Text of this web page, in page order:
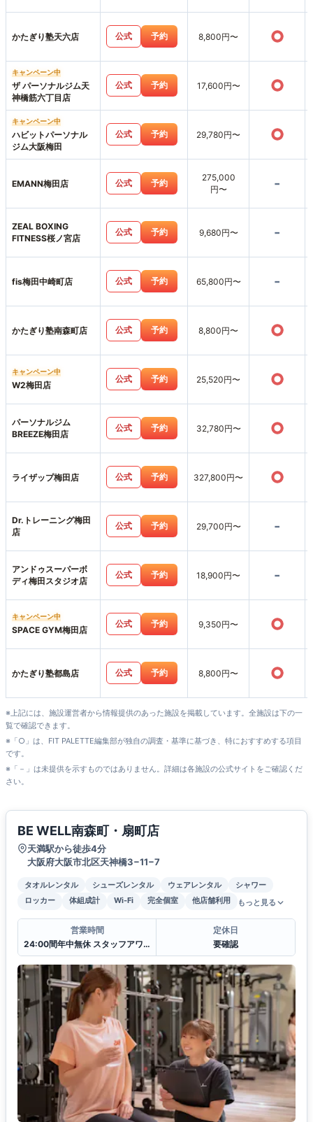
かたぎり塾天六店 公式 予約 8,800円〜 ○
キャンペーン中
ザ パーソナルジム天
神橋筋六丁目店
公式 予約 17,600円〜 ○
キャンペーン中
ハビットパーソナル
ジム大阪梅田
公式 予約 29,780円〜 ○
EMANN梅田店 公式 予約
275,000
円〜
-
ZEAL BOXING
FITNESS桜ノ宮店
公式 予約 9,680円〜 -
fis梅田中崎町店 公式 予約 65,800円〜 -
かたぎり塾南森町店 公式 予約 8,800円〜 ○
キャンペーン中
W2梅田店
公式 予約 25,520円〜 ○
パーソナルジム
BREEZE梅田店
公式 予約 32,780円〜 ○
ライザップ梅田店 公式 予約 327,800円〜 ○
Dr.トレーニング梅田
店
公式 予約 29,700円〜 -
アンドゥスーパーボ
ディ梅田スタジオ店
公式 予約 18,900円〜 -
キャンペーン中
SPACE GYM梅田店
公式 予約 9,350円〜 ○
かたぎり塾都島店 公式 予約 8,800円〜 ○
※上記には、施設運営者から情報提供のあった施設を掲載しています。全施設は下の一
覧で確認できます。
※「○」は、FIT PALETTE編集部が独自の調査・基準に基づき、特におすすめする項目
です。
※「－」は未提供を示すものではありません。詳細は各施設の公式サイトをご確認くだ
さい。
BE WELL南森町・扇町店
天満駅から徒歩4分
大阪府大阪市北区天神橋3−11−7
タオルレンタル シューズレンタル ウェアレンタル
シャワー
ロッカー
体組成計 Wi-Fi 完全個室 他店舗利用 もっと見る
営業時間
24:00間年中無休 スタッフアワー(11:00〜22:00)
定休日
要確認